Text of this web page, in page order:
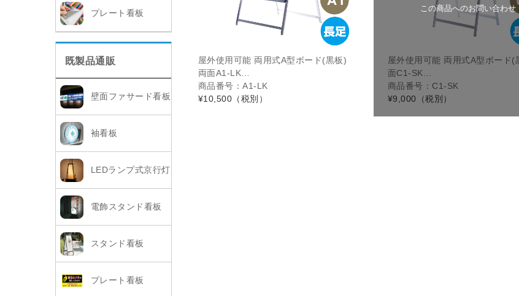
プレート看板
既製品通販
壁面ファサード看板
袖看板
LEDランプ式京行灯
電飾スタンド看板
スタンド看板
プレート看板
屋外使用可能 両用式A型ボード(黒板)
両面A1-LK…
商品番号：A1-LK
¥10,500 （税別）
この商品へのお問い合わせ
屋外使用可能 両用式A型ボード(
面C1-SK…
商品番号：C1-SK
¥9,000
（税別）